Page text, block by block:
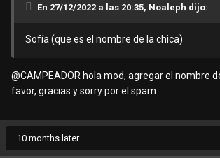
En 27/12/2022 a las 20:35, Noaleph dijo:
Sofía (que es el nombre de la chica)
@CAMPEADOR hola mod, agregar el nombre
favor, gracias y sorry por el spam
10 months later...